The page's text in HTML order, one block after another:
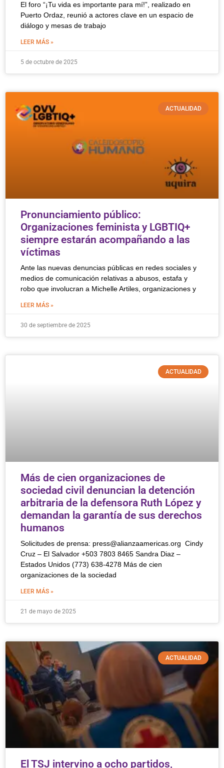
El foro “¡Tu vida es importante para mí!”, realizado en
Puerto Ordaz, reunió a actores clave en un espacio de
diálogo y mesas de trabajo
LEER MÁS »
5 de octubre de 2025
ACTUALIDAD
Pronunciamiento público:
Organizaciones feminista y LGBTIQ+
siempre estarán acompañando a las
víctimas
Ante las nuevas denuncias públicas en redes sociales y
medios de comunicación relativas a abusos, estafa y
robo que involucran a Michelle Artiles, organizaciones y
LEER MÁS »
30 de septiembre de 2025
ACTUALIDAD
Más de cien organizaciones de
sociedad civil denuncian la detención
arbitraria de la defensora Ruth López y
demandan la garantía de sus derechos
humanos
Solicitudes de prensa: press@alianzaamericas.org Cindy
Cruz – El Salvador +503 7803 8465 Sandra Diaz –
Estados Unidos (773) 638-4278 ‍Más de cien
organizaciones de la sociedad
LEER MÁS »
21 de mayo de 2025
ACTUALIDAD
El TSJ intervino a ocho partidos,